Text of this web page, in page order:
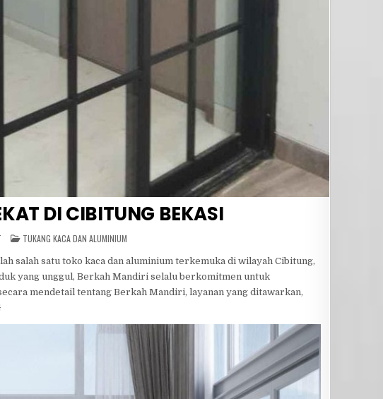
DI CIBITUNG BEKASI
ON
TOKO
KACA
ALUMINIUM
TERDEKAT
DI
CIBITUNG
BEKASI
POSTED
IN
TUKANG KACA DAN ALUMINIUM
salah satu toko kaca dan aluminium terkemuka di wilayah Cibitung,
yang unggul, Berkah Mandiri selalu berkomitmen untuk
mendetail tentang Berkah Mandiri, layanan yang ditawarkan,